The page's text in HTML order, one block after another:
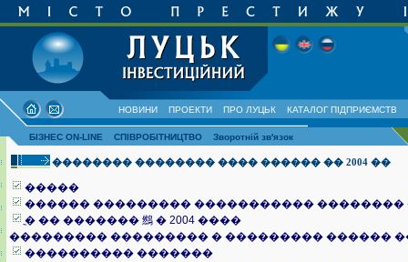
НОВИНИ ПРОЕКТИ ПРО ЛУЦЬК КАТАЛОГ ПІДПРИЄМСТВ
БІЗНЕС ON-LINE СПІВРОБІТНИЦТВО Зворотній зв'язок
�������� �������� ���� ������ �� 2004 ��
�����
������ ��������� ����������� ��������
ֳ� �� ������� 䳿 � 2004 ����
��������� ��������� � ��������� ������
���������� �������